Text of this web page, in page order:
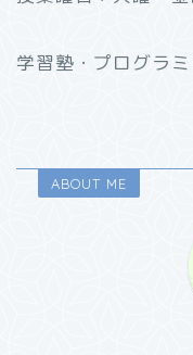
学習塾・プログラ
ABOUT ME